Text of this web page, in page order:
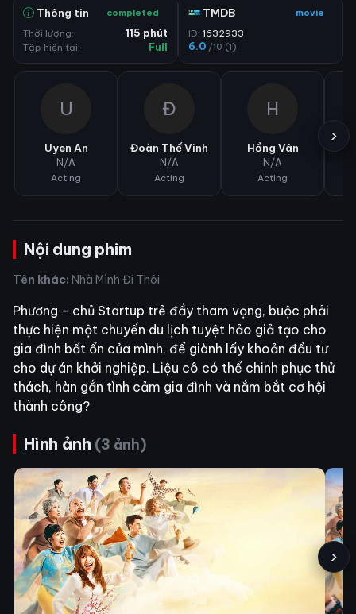
Thông tin completed
Thời lượng:
115 phút
Tập hiện tại:
Full
TMDB movie
ID: 1632933
6.0 /10 (1)
U
Uyen An
N/A
Acting
Đ
Đoàn Thế Vinh
N/A
Acting
H
Hồng Vân
N/A
Acting
›
Nội dung phim
Tên khác: Nhà Mình Đi Thôi
Phương - chủ Startup trẻ đầy tham vọng, buộc phải
thực hiện một chuyến du lịch tuyệt hảo giả tạo cho
gia đình bất ổn của mình, để giành lấy khoản đầu tư
cho dự án khởi nghiệp. Liệu cô có thể chinh phục thử
thách, hàn gắn tình cảm gia đình và nắm bắt cơ hội
thành công?
Hình ảnh (3 ảnh)
›